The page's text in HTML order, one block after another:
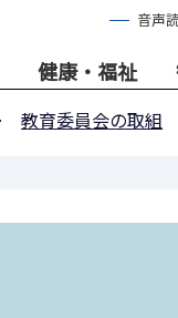
音声
健康・福祉
教育委員会の取組